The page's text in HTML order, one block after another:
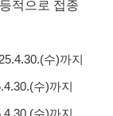
적으로 접종
수)까지
수)까지
수)까지